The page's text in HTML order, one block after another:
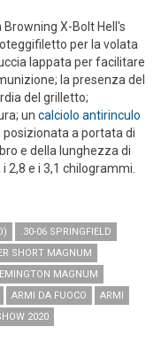
X-Bolt Hell's
per la volata
lappata per facilitare
la presenza del
del grilletto;
un calciolo antirinculo
posizionata a portata di
e della lunghezza di
2,8 e i 3,1 chilogrammi.
.30-06 SPRINGFIELD
SHORT MAGNUM
MAGNUM
ARMI DA FUOCO
ARMI
2020